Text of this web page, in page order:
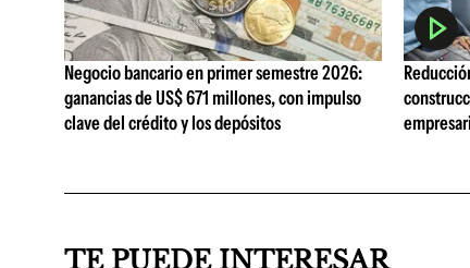
Negocio bancario en primer semestre 2026:
ganancias de US$ 671 millones, con impulso
clave del crédito y los depósitos
TE PUEDE INTERESAR